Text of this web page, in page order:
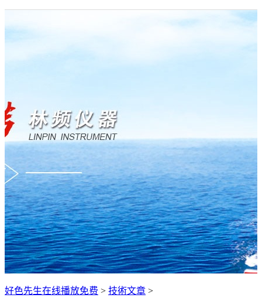
好色先生在线播放免费 > 技術文章 >